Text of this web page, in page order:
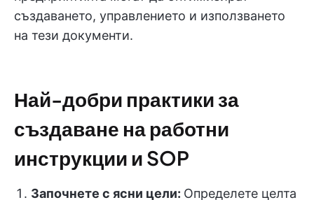
създаването, управлението и използването
на тези документи.
Най-добри практики за
създаване на работни
инструкции и SOP
Започнете с ясни цели: Определете целта